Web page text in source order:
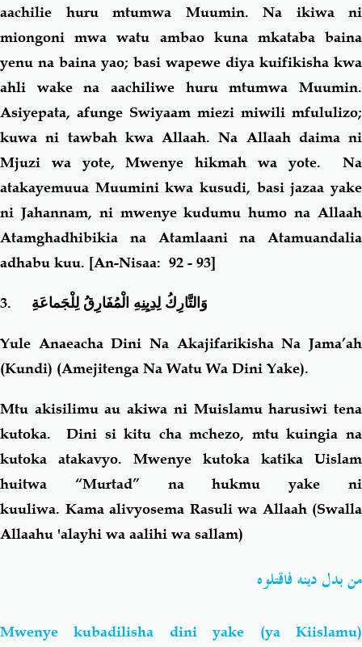
aachilie huru mtumwa Muumin. Na ikiwa ni
miongoni mwa watu ambao kuna mkataba baina
yenu na baina yao; basi wapewe diya kuifikisha kwa
ahli wake na aachiliwe huru mtumwa Muumin.
Asiyepata, afunge Swiyaam miezi miwili mfululizo;
kuwa ni tawbah kwa Allaah. Na Allaah daima ni
Mjuzi wa yote, Mwenye hikmah wa yote.
Na
atakayemuua Muumini kwa kusudi, basi jazaa yake
ni Jahannam, ni mwenye kudumu humo na Allaah
Atamghadhibikia na Atamlaani na Atamuandalia
adhabu kuu. [An-Nisaa: 92 - 93]
3. وَالتَّارِكُ لِدِيِنِهِ الْمُفَارِقُ لِلْجَماعَة
Yule Anaeacha Dini Na Akajifarikisha Na Jama’ah
(Kundi) (Amejitenga Na Watu Wa Dini Yake).
Mtu akisilimu au akiwa ni Muislamu harusiwi tena
kutoka. Dini si kitu cha mchezo, mtu kuingia na
kutoka atakavyo. Mwenye kutoka katika Uislam
huitwa “Murtad” na hukmu yake ni
kuuliwa. Kama alivyosema Rasuli wa Allaah (Swalla
Allaahu 'alayhi wa aalihi wa sallam)
من بدل دينه فاقتلوه
Mwenye kubadilisha dini yake (ya Kiislamu)